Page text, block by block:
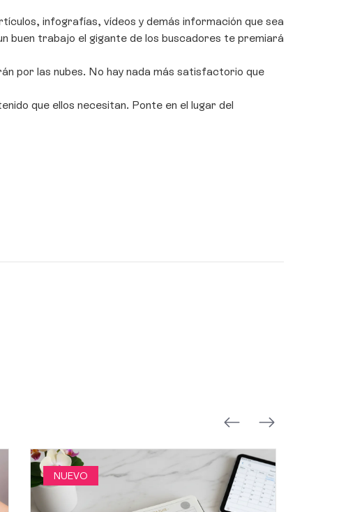
infografías, vídeos y demás información que sea
buen trabajo el gigante de los buscadores te premiará
por las nubes. No hay nada más satisfactorio que
que ellos necesitan. Ponte en el lugar del
NUEVO